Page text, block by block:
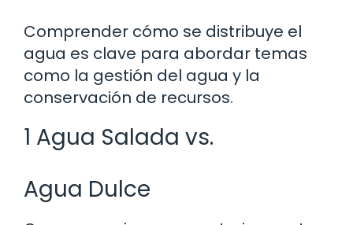
Comprender cómo se distribuye el
agua es clave para abordar temas
como la gestión del agua y la
conservación de recursos.
1 Agua Salada vs.
Agua Dulce